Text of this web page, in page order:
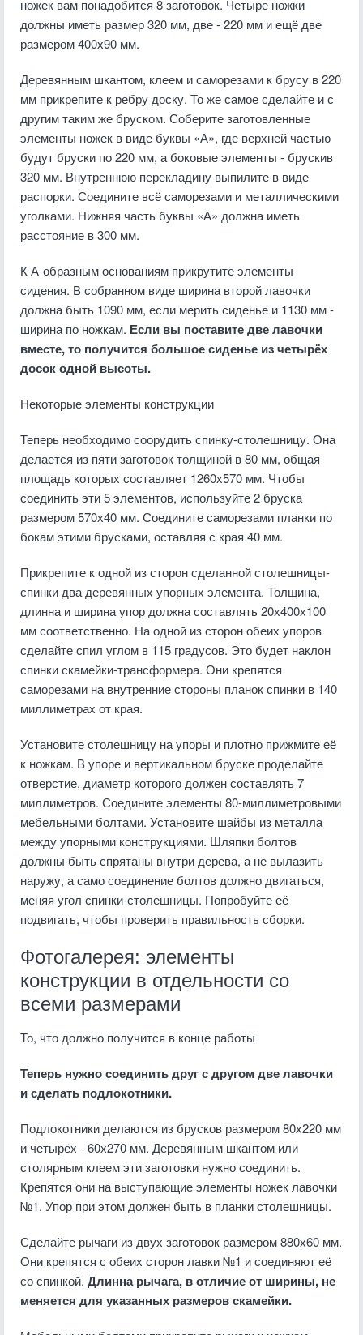
ножек вам понадобится 8 заготовок. Четыре ножки
должны иметь размер 320 мм, две - 220 мм и ещё две
размером 400х90 мм.
Деревянным шкантом, клеем и саморезами к брусу в 220
мм прикрепите к ребру доску. То же самое сделайте и с
другим таким же бруском. Соберите заготовленные
элементы ножек в виде буквы «А», где верхней частью
будут бруски по 220 мм, а боковые элементы - брускив
320 мм. Внутреннюю перекладину выпилите в виде
распорки. Соедините всё саморезами и металлическими
уголками. Нижняя часть буквы «А» должна иметь
расстояние в 300 мм.
К А-образным основаниям прикрутите элементы
сидения. В собранном виде ширина второй лавочки
должна быть 1090 мм, если мерить сиденье и 1130 мм -
ширина по ножкам. Если вы поставите две лавочки
вместе, то получится большое сиденье из четырёх
досок одной высоты.
Некоторые элементы конструкции
Теперь необходимо соорудить спинку-столешницу. Она
делается из пяти заготовок толщиной в 80 мм, общая
площадь которых составляет 1260х570 мм. Чтобы
соединить эти 5 элементов, используйте 2 бруска
размером 570х40 мм. Соедините саморезами планки по
бокам этими брусками, оставляя с края 40 мм.
Прикрепите к одной из сторон сделанной столешницы-
спинки два деревянных упорных элемента. Толщина,
длинна и ширина упор должна составлять 20х400х100
мм соответственно. На одной из сторон обеих упоров
сделайте спил углом в 115 градусов. Это будет наклон
спинки скамейки-трансформера. Они крепятся
саморезами на внутренние стороны планок спинки в 140
миллиметрах от края.
Установите столешницу на упоры и плотно прижмите её
к ножкам. В упоре и вертикальном бруске проделайте
отверстие, диаметр которого должен составлять 7
миллиметров. Соедините элементы 80-миллиметровыми
мебельными болтами. Установите шайбы из металла
между упорными конструкциями. Шляпки болтов
должны быть спрятаны внутри дерева, а не вылазить
наружу, а само соединение болтов должно двигаться,
меняя угол спинки-столешницы. Попробуйте её
подвигать, чтобы проверить правильность сборки.
Фотогалерея: элементы
конструкции в отдельности со
всеми размерами
То, что должно получится в конце работы
Теперь нужно соединить друг с другом две лавочки
и сделать подлокотники.
Подлокотники делаются из брусков размером 80х220 мм
и четырёх - 60х270 мм. Деревянным шкантом или
столярным клеем эти заготовки нужно соединить.
Крепятся они на выступающие элементы ножек лавочки
№1. Упор при этом должен быть в планки столешницы.
Сделайте рычаги из двух заготовок размером 880х60 мм.
Они крепятся с обеих сторон лавки №1 и соединяют её
со спинкой. Длинна рычага, в отличие от ширины, не
меняется для указанных размеров скамейки.